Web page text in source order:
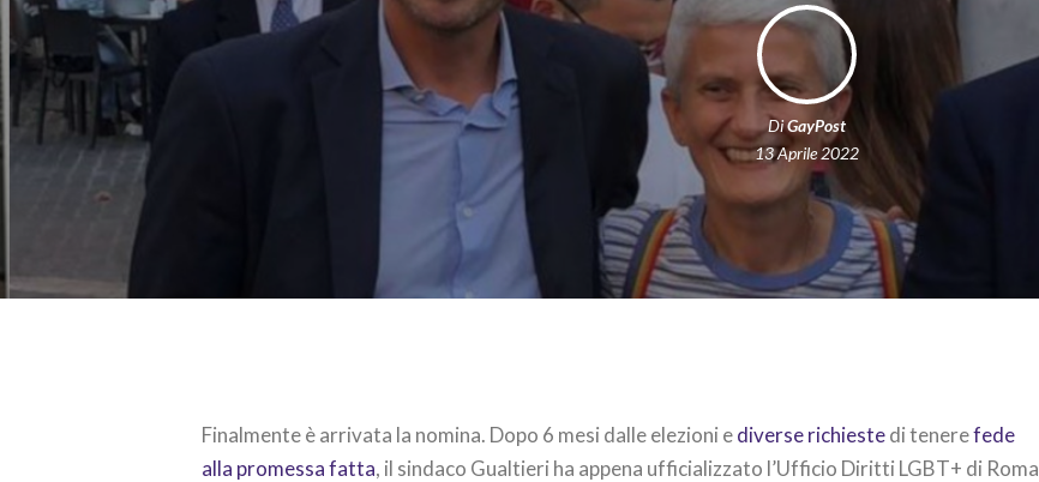
DiGayPost
13 Aprile 2022
Finalmente è arrivata la nomina. Dopo 6 mesi dalle elezioni ediverse richiestedi tenerefede
alla promessa fatta, il sindaco Gualtieri ha appena ufficializzato l’Ufficio Diritti LGBT+ di Roma